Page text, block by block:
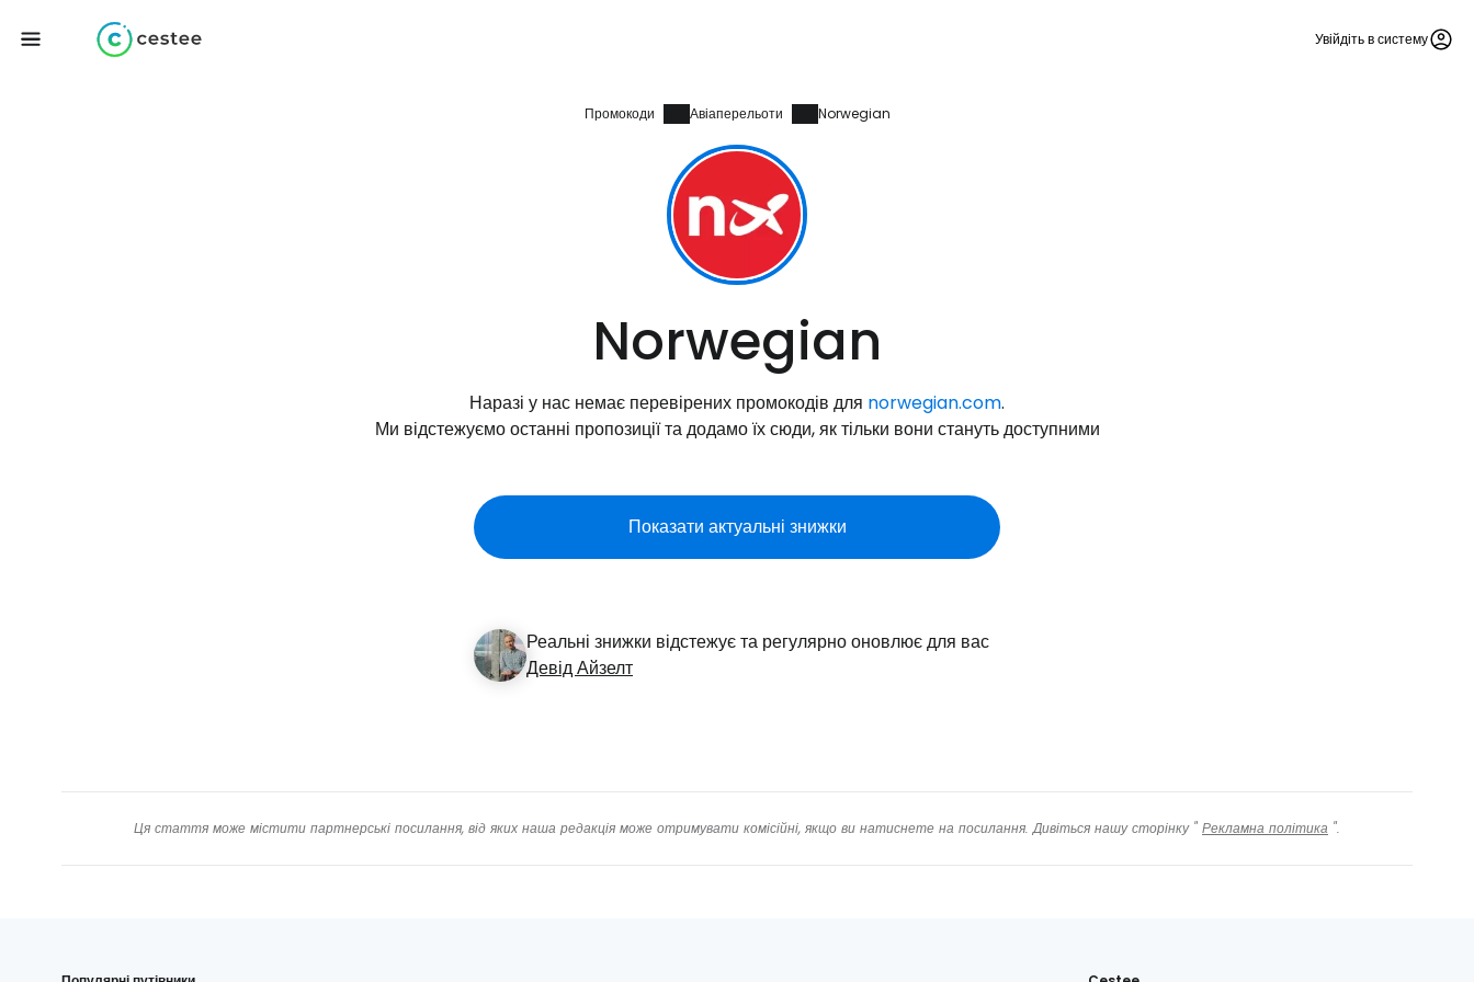
Увійдіть в систему
Промокоди Авіаперельоти Norwegian
Norwegian
Наразі у нас немає перевірених промокодів для norwegian.com.
Ми відстежуємо останні пропозиції та додамо їх сюди, як тільки вони стануть доступними
Показати актуальні знижки
Реальні знижки відстежує та регулярно оновлює для вас
Девід Айзелт
Ця стаття може містити партнерські посилання, від яких наша редакція може отримувати комісійні, якщо ви натиснете на посилання. Дивіться нашу сторінку " Рекламна політика ".
Увійдіть до Cestee
... світова туристична спільнота
Продовжуйте з Google
Продовжуйте у Facebook